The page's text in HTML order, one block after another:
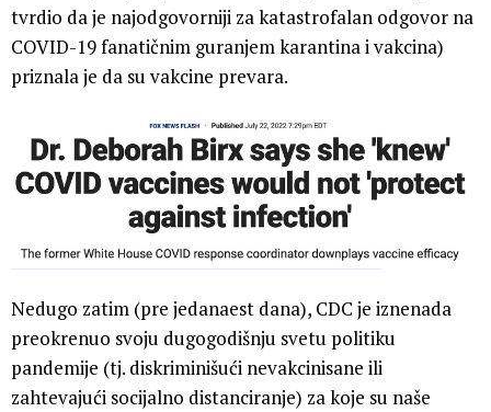
tvrdio da je najodgovorniji za katastrofalan odgovor na
COVID-19 fanatičnim guranjem karantina i vakcina)
priznala je da su vakcine prevara.
Nedugo zatim (pre jedanaest dana), CDC je iznenada
preokrenuo svoju dugogodišnju svetu politiku
pandemije (tj. diskriminišući nevakcinisane ili
zahtevajući socijalno distanciranje) za koje su naše